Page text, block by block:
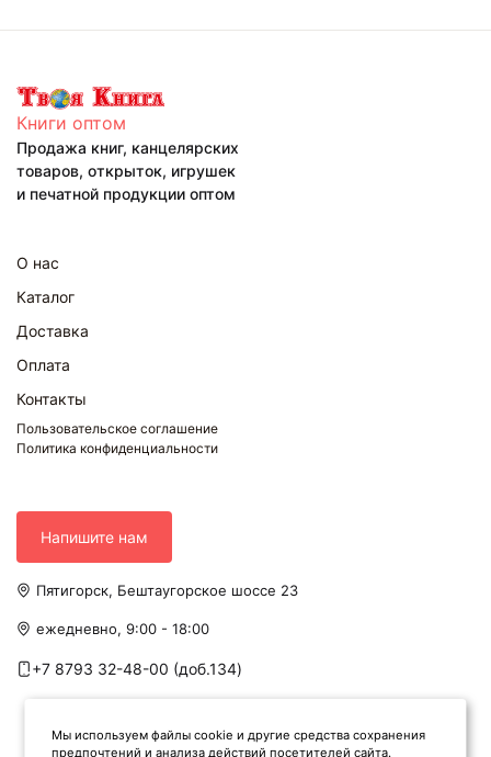
Книги оптом
Продажа книг, канцелярских
товаров, открыток, игрушек
и печатной продукции оптом
О нас
Каталог
Доставка
Оплата
Контакты
Пользовательское соглашение
Политика конфиденциальности
Напишите нам
Пятигорск, Бештаугорское шоссе 23
ежедневно, 9:00 - 18:00
+7 8793 32-48-00 (доб.134)
Мы используем файлы cookie и другие средства сохранения
предпочтений и анализа действий посетителей сайта.